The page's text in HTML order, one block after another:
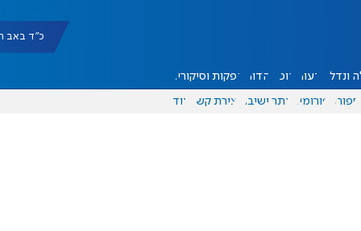
כ"ד באב תשפ"ו
ונדל"ן דעות אוכל יהדות הפקות וסיקורים
ספורט פורומים אתר ישיבה יצירת קשר עוד